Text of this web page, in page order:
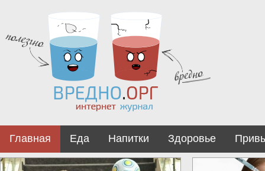
Главная Еда Напитки Здоровье